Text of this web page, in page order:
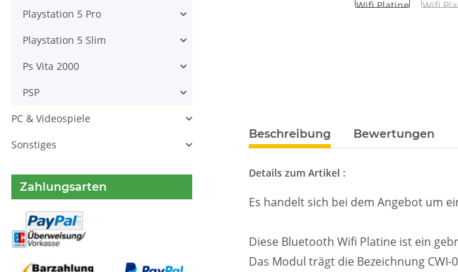
weitere Registerkarten anzeigen
Beschreibung Bewertungen
Details zum Artikel :
Es handelt sich bei dem Angebot um
Diese Bluetooth Wifi Platine ist ein
Das Modul trägt die Bezeichnung
Playstation 5 Pro
Playstation 5 Slim
Ps Vita 2000
PSP
PC & Videospiele
Sonstiges
Zahlungsarten